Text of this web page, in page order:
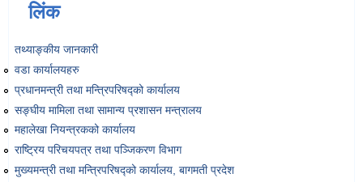
लिंक
तथ्याङ्‍कीय जानकारी
वडा कार्यालयहरु
प्रधानमन्त्री तथा मन्त्रिपरिषद्को कार्यालय
सङ्‍घीय मामिला तथा सामान्य प्रशासन मन्त्रालय
महालेखा नियन्त्रकको कार्यालय
राष्ट्रिय परिचयपत्र तथा पञ्‍जिकरण विभाग
मुख्यमन्त्री तथा मन्त्रिपरिषद्को कार्यालय, बागमती प्रदेश